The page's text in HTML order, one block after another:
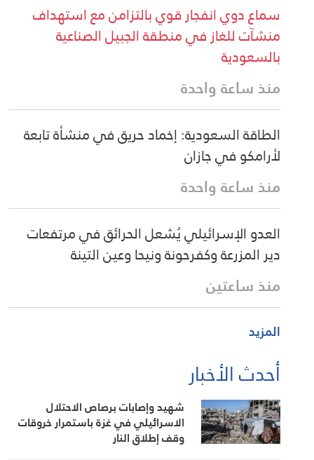
سماع دوي انفجار قوي بالتزامن مع استهداف
منشآت للغاز في منطقة الجبيل الصناعية
بالسعودية
منذ ساعة واحدة
الطاقة السعودية: إخماد حريق في منشأة تابعة
لأرامكو في جازان
منذ ساعة واحدة
العدو الإسرائيلي يُشعل الحرائق في مرتفعات
دير المزرعة وكفرحونة ونيحا وعين التينة
منذ ساعتين
المزيد
أحدث الأخبار
شهيد وإصابات برصاص الاحتلال
الاسرائيلي في غزة باستمرار خروقات
وقف إطلاق النار